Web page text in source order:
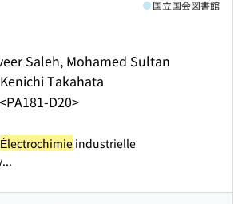
Saleh, Mohamed Sultan
Takahata
<PA181-D20>
国立国会図書館
Électrochimie industrielle